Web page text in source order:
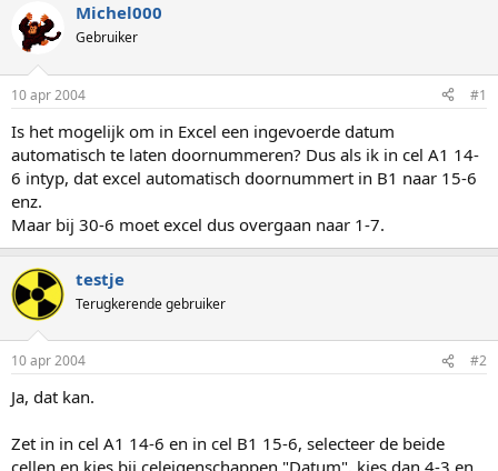
w
e
s
t
a
r
t
e
r
d
a
m
Michel000
Gebruiker
10 apr 2004 #1
Is het mogelijk om in Excel een ingevoerde datum
automatisch te laten doornummeren? Dus als ik in cel A1 14-
6 intyp, dat excel automatisch doornummert in B1 naar 15-6
enz.
Maar bij 30-6 moet excel dus overgaan naar 1-7.
testje
Terugkerende gebruiker
10 apr 2004 #2
Ja, dat kan.
Zet in in cel A1 14-6 en in cel B1 15-6, selecteer de beide
cellen en kies bij celeigenschappen "Datum", kies dan 4-3 en